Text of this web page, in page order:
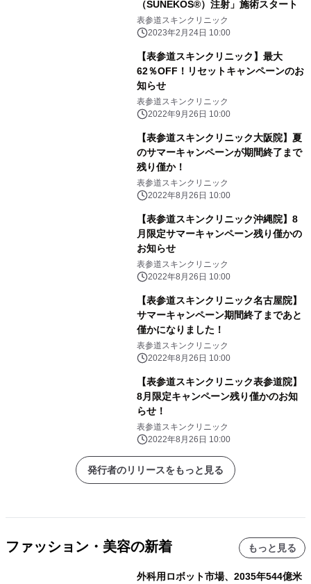
（SUNEKOS®︎）注射」施術スタート
表参道スキンクリニック
2023年2月24日 10:00
【表参道スキンクリニック】最大
62％OFF！リセットキャンペーンのお
知らせ
表参道スキンクリニック
2022年9月26日 10:00
【表参道スキンクリニック大阪院】夏
のサマーキャンペーンが期間終了まで
残り僅か！
表参道スキンクリニック
2022年8月26日 10:00
【表参道スキンクリニック沖縄院】8
月限定サマーキャンペーン残り僅かの
お知らせ
表参道スキンクリニック
2022年8月26日 10:00
【表参道スキンクリニック名古屋院】
サマーキャンペーン期間終了まであと
僅かになりました！
表参道スキンクリニック
2022年8月26日 10:00
【表参道スキンクリニック表参道院】
8月限定キャンペーン残り僅かのお知
らせ！
表参道スキンクリニック
2022年8月26日 10:00
発行者のリリースをもっと見る
ファッション・美容の新着 もっと見る
外科用ロボット市場、2035年544億米